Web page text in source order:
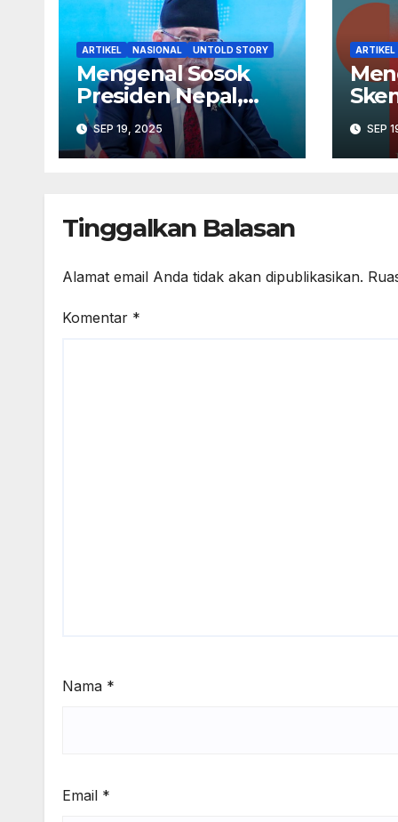
ARTIKEL NASIONAL UNTOLD STORY
Mengenal Sosok
Presiden Nepal,
Ram Chandra
Poudel
SEP 19, 2025
ARTIKEL
SEP
Tinggalkan Balasan
Alamat email Anda tidak akan dipublikasikan.
Komentar *
Nama *
Email *